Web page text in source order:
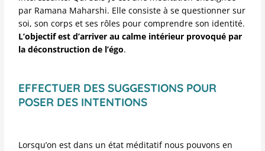
par Ramana Maharshi. Elle consiste à se questionner sur
soi, son corps et ses rôles pour comprendre son identité.
L’objectif est d’arriver au calme intérieur provoqué par
la déconstruction de l’égo.
EFFECTUER DES SUGGESTIONS POUR
POSER DES INTENTIONS
Lorsqu’on est dans un état méditatif nous pouvons en